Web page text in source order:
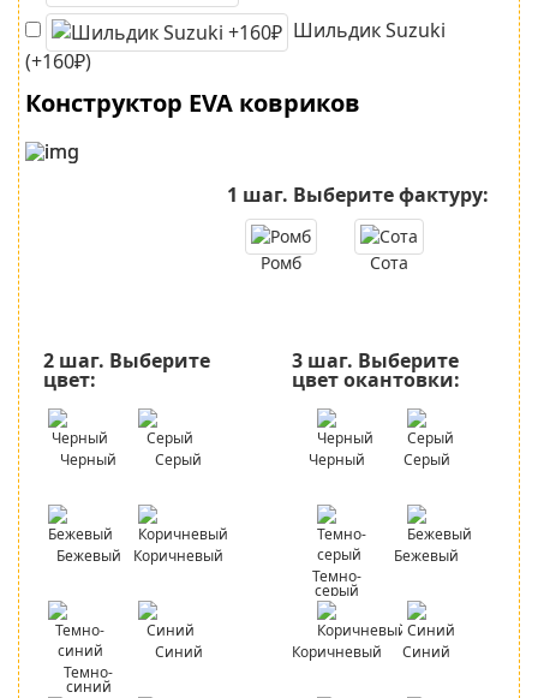
Шильдик Suzuki
(+160₽)
Конструктор EVA ковриков
1 шаг. Выберите фактуру:
Ромб Сота
2 шаг. Выберите
цвет:
Черный Серый
Бежевый Коричневый
Темно-
синий
Синий
3 шаг. Выберите
цвет окантовки:
Черный Серый
Темно-
серый
Бежевый
Коричневый Синий